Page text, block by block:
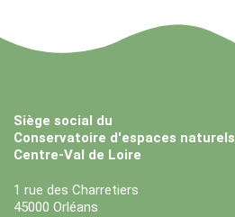
Siège social du
Conservatoire d'espaces naturels
Centre-Val de Loire
1 rue des Charretiers
45000 Orléans